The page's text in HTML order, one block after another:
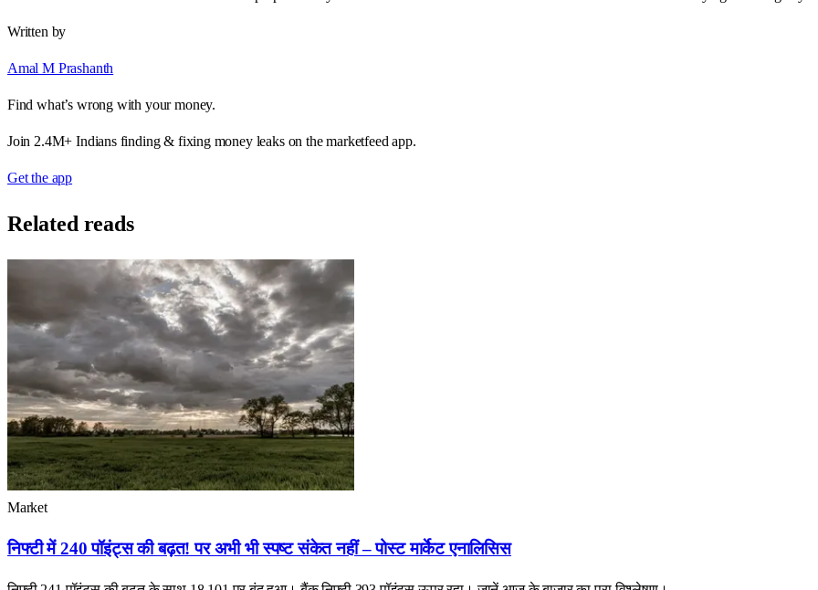
Written by
Amal M Prashanth
Find what’s wrong with your money.
Join 2.4M+ Indians finding & fixing money leaks on the marketfeed app.
Get the app
Related reads
Market
निफ्टी में 240 पॉइंट्स की बढ़त! पर अभी भी स्पष्ट संकेत नहीं – पोस्ट मार्केट एनालिसिस